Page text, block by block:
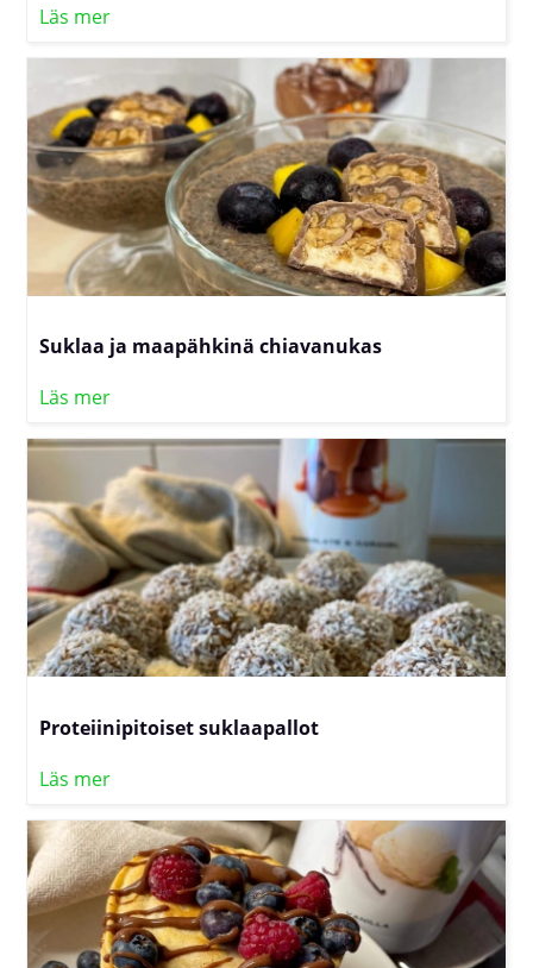
Läs mer
Suklaa ja maapähkinä chiavanukas
Läs mer
Proteiinipitoiset suklaapallot
Läs mer